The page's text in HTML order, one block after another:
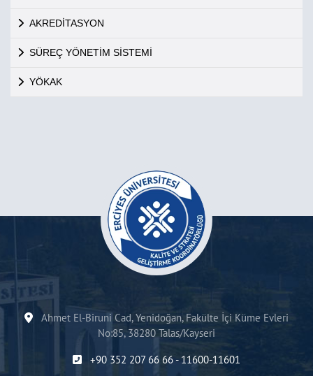
AKREDİTASYON
SÜREÇ YÖNETİM SİSTEMİ
YÖKAK
Ahmet El-Biruni Cad, Yenidoğan, Fakülte İçi Küme Evleri
No:85, 38280 Talas/Kayseri
+90 352 207 66 66 - 11600-11601